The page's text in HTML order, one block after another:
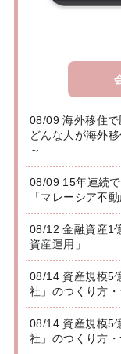
08/09 海外移住で
どんな人が海外
～
08/09 15年連続
「マレーシア不
08/12 金融資産1
資産運用」
08/14 資産規模5
社」のつくり方
08/14 資産規模5
社」のつくり方